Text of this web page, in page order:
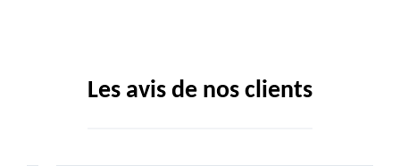
Les avis de nos clients